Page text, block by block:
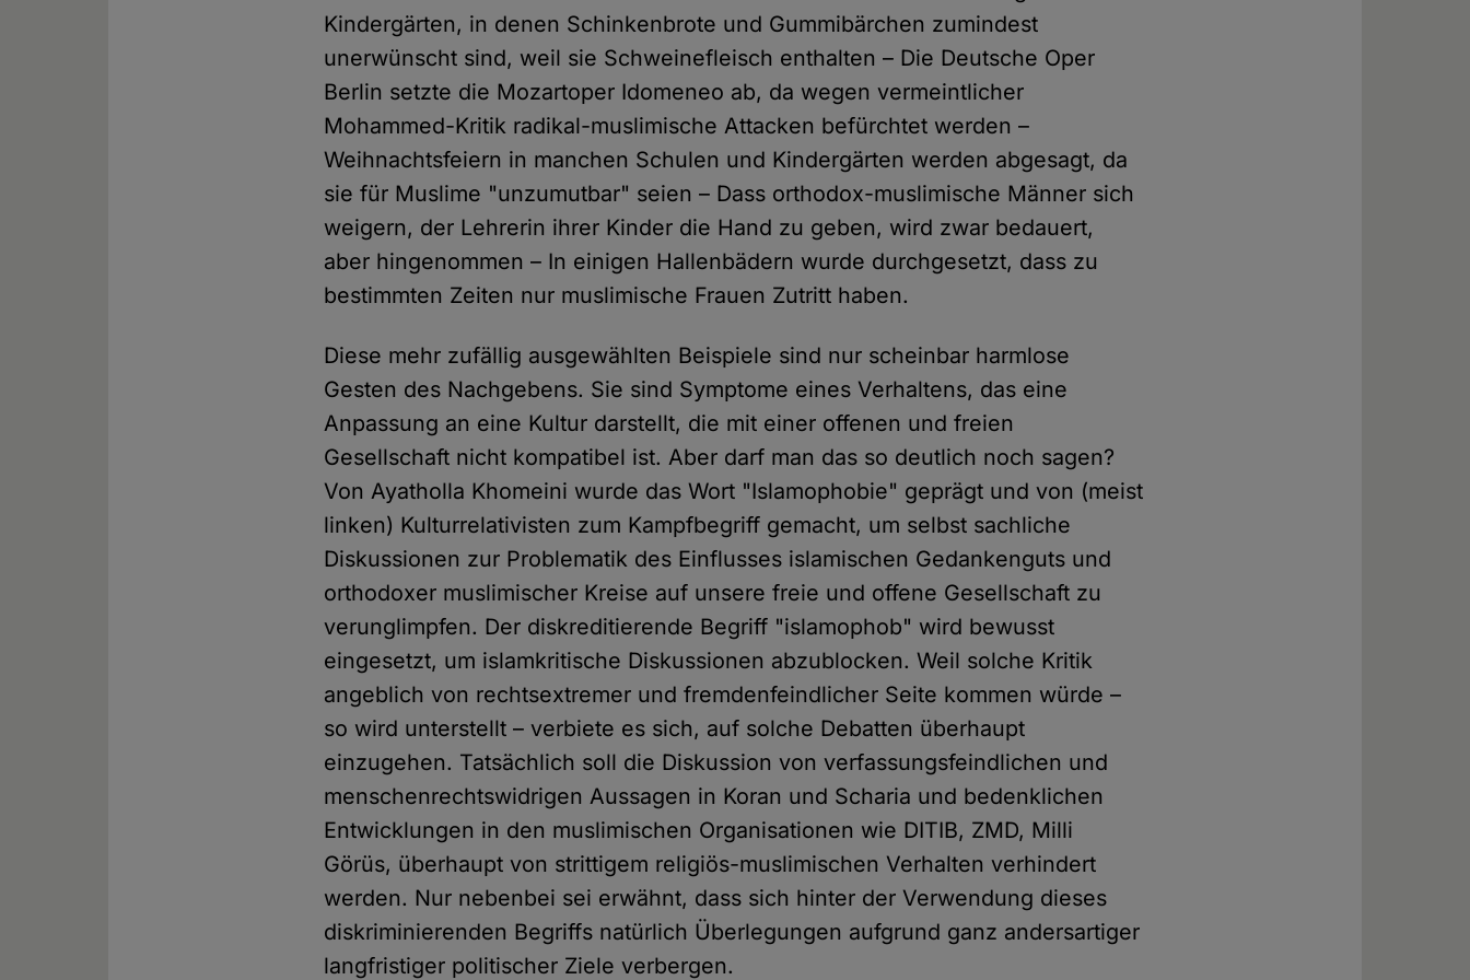
Kindergärten, in denen Schinkenbrote und Gummibärchen zumindest
unerwünscht sind, weil sie Schweinefleisch enthalten – Die Deutsche Oper
Berlin setzte die Mozartoper Idomeneo ab, da wegen vermeintlicher
Mohammed-Kritik radikal-muslimische Attacken befürchtet werden –
Weihnachtsfeiern in manchen Schulen und Kindergärten werden abgesagt, da
sie für Muslime "unzumutbar" seien – Dass orthodox-muslimische Männer sich
weigern, der Lehrerin ihrer Kinder die Hand zu geben, wird zwar bedauert,
aber hingenommen – In einigen Hallenbädern wurde durchgesetzt, dass zu
bestimmten Zeiten nur muslimische Frauen Zutritt haben.
Diese mehr zufällig ausgewählten Beispiele sind nur scheinbar harmlose
Gesten des Nachgebens. Sie sind Symptome eines Verhaltens, das eine
Anpassung an eine Kultur darstellt, die mit einer offenen und freien
Gesellschaft nicht kompatibel ist. Aber darf man das so deutlich noch sagen?
Von Ayatholla Khomeini wurde das Wort "Islamophobie" geprägt und von (meist
linken) Kulturrelativisten zum Kampfbegriff gemacht, um selbst sachliche
Diskussionen zur Problematik des Einflusses islamischen Gedankenguts und
orthodoxer muslimischer Kreise auf unsere freie und offene Gesellschaft zu
verunglimpfen. Der diskreditierende Begriff "islamophob" wird bewusst
eingesetzt, um islamkritische Diskussionen abzublocken. Weil solche Kritik
angeblich von rechtsextremer und fremdenfeindlicher Seite kommen würde –
so wird unterstellt – verbiete es sich, auf solche Debatten überhaupt
einzugehen. Tatsächlich soll die Diskussion von verfassungsfeindlichen und
menschenrechtswidrigen Aussagen in Koran und Scharia und bedenklichen
Entwicklungen in den muslimischen Organisationen wie DITIB, ZMD, Milli
Görüs, überhaupt von strittigem religiös-muslimischen Verhalten verhindert
werden. Nur nebenbei sei erwähnt, dass sich hinter der Verwendung dieses
diskriminierenden Begriffs natürlich Überlegungen aufgrund ganz andersartiger
langfristiger politischer Ziele verbergen.